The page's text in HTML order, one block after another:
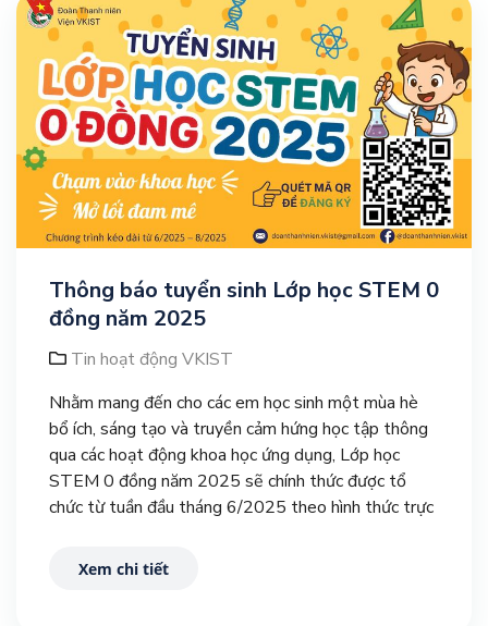
Thông báo tuyển sinh Lớp học STEM 0
đồng năm 2025
Tin hoạt động VKIST
Nhằm mang đến cho các em học sinh một mùa hè
bổ ích, sáng tạo và truyền cảm hứng học tập thông
qua các hoạt động khoa học ứng dụng, Lớp học
STEM 0 đồng năm 2025 sẽ chính thức được tổ
chức từ tuần đầu tháng 6/2025 theo hình thức trực
Xem chi tiết